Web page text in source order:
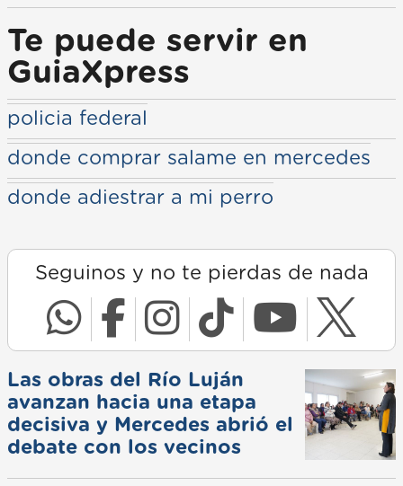
Te puede servir en
GuiaXpress
policia federal
donde comprar salame en mercedes
donde adiestrar a mi perro
Seguinos y no te pierdas de nada
Las obras del Río Luján
avanzan hacia una etapa
decisiva y Mercedes abrió el
debate con los vecinos